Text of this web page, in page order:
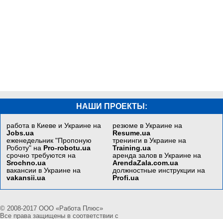
НАШИ ПРОЕКТЫ:
работа в Киеве и Украине на
Jobs.ua
еженедельник "Пропоную
Роботу" на Pro-robotu.ua
срочно требуются на
Srochno.ua
вакансии в Украине на
vakansii.ua
резюме в Украине на
Resume.ua
тренинги в Украине на
Training.ua
аренда залов в Украине на
ArendaZala.com.ua
должностные инструкции на
Profi.ua
© 2008-2017 ООО «Работа Плюс»
Все права защищены в соответствии с